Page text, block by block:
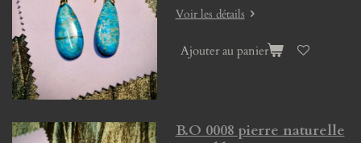
Voir les détails
Ajouter au panier
B.O 0008 pierre naturelle